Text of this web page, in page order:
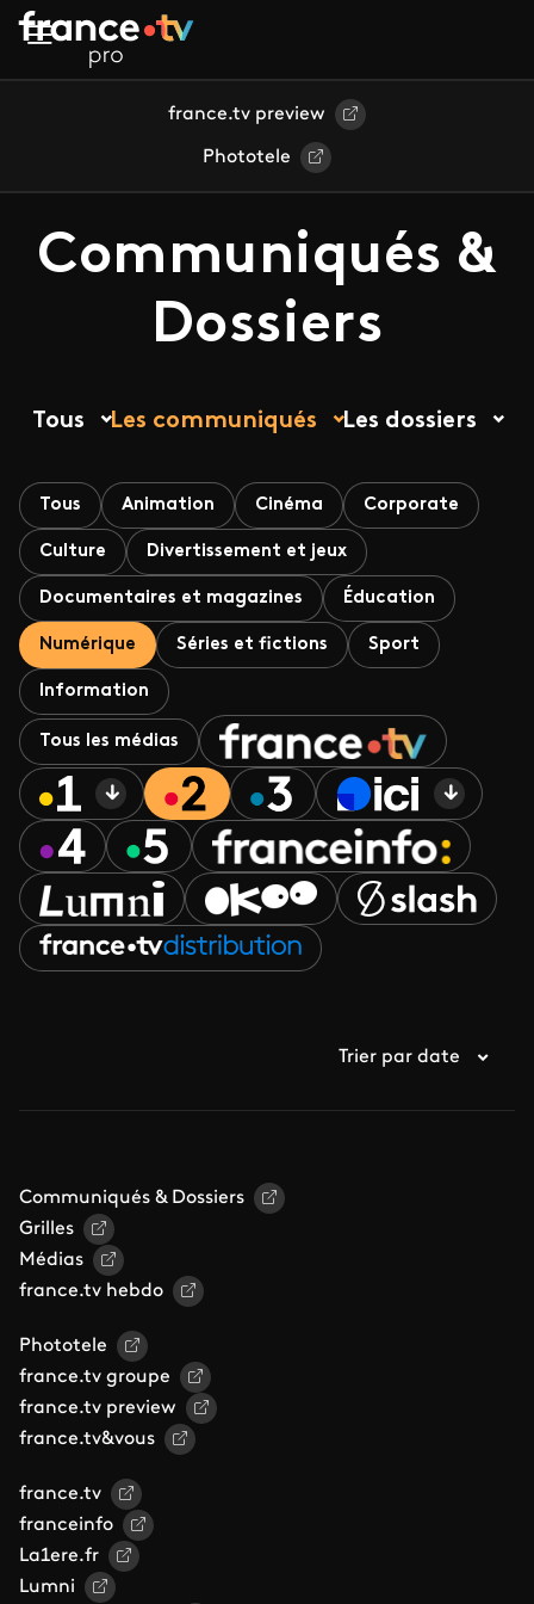
Aller au contenu principal
france.tv preview
Phototele
Communiqués &
Dossiers
Tous Les communiqués Les dossiers
Tous Animation Cinéma Corporate
Culture Divertissement et jeux
Documentaires et magazines Éducation
Numérique Séries et fictions Sport
Information
Tous les médias
Trier par date
Communiqués & Dossiers
Grilles
Médias
france.tv hebdo
Phototele
france.tv groupe
france.tv preview
france.tv&vous
france.tv
franceinfo
La1ere.fr
Lumni